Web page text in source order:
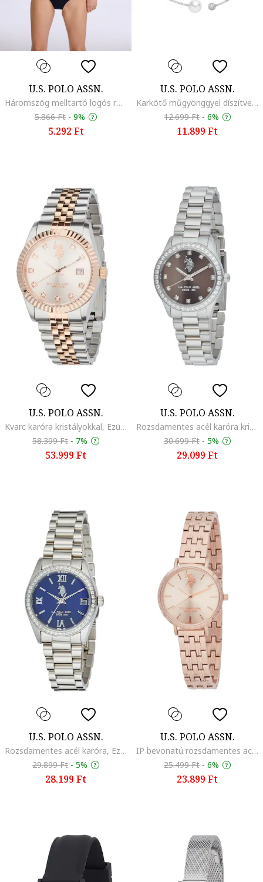
U.S. POLO ASSN.
Háromszög melltartó logós részlettel, Piros/Fehér/Sötétkék
5.866 Ft - 9%
5.292 Ft
U.S. POLO ASSN.
Karkötő műgyönggyel díszítve, Ezüstszín
12.699 Ft - 6%
11.899 Ft
U.S. POLO ASSN.
Kvarc karóra kristályokkal, Ezüstszín/Aranyszín
58.399 Ft - 7%
53.999 Ft
U.S. POLO ASSN.
Rozsdamentes acél karóra kristályokkal, Ezüstszín
30.699 Ft - 5%
29.099 Ft
U.S. POLO ASSN.
Rozsdamentes acél karóra, Ezüstszín
29.899 Ft - 5%
28.199 Ft
U.S. POLO ASSN.
IP bevonatú rozsdamentes acél karóra, Rózsaarany
25.499 Ft - 6%
23.899 Ft